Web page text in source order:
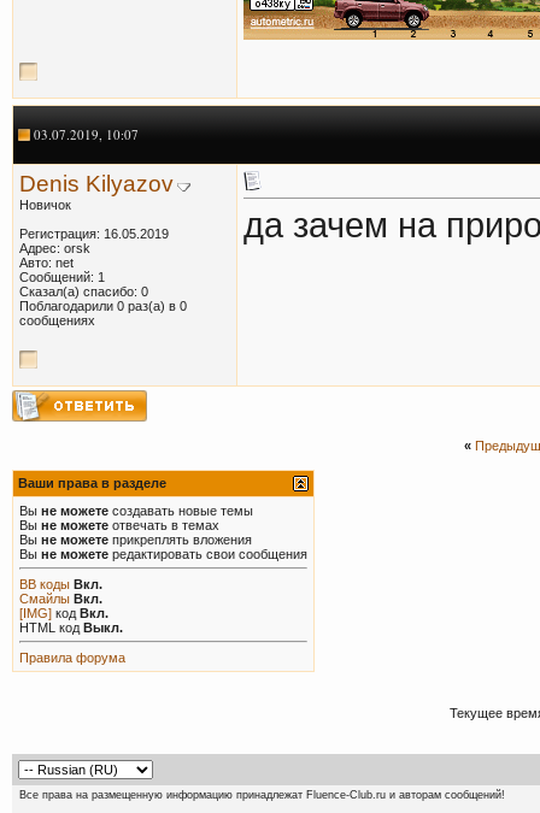
03.07.2019, 10:07
Denis Kilyazov
Новичок
Регистрация: 16.05.2019
Адрес: orsk
Авто: net
Сообщений: 1
Сказал(а) спасибо: 0
Поблагодарили 0 раз(а) в 0
сообщениях
да зачем на
«
Ваши права в разделе
Вы не можете создавать новые темы
Вы не можете отвечать в темах
Вы не можете прикреплять вложения
Вы не можете редактировать свои сообщения
BB коды Вкл.
Смайлы Вкл.
[IMG] код Вкл.
HTML код Выкл.
Правила форума
Текущее
Все права на размещенную информацию принадлежат Fluence-Club.ru и авторам сообщений!